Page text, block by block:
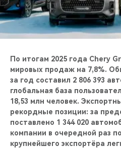
CHERY И СПОРТ
НАШИ МЕРОПРИЯТИЯ
CHERY ДЛЯ ДЕТЕЙ
По итогам 2025 года Chery
мировых продаж на 7,8%.
за год составил 2 806 393
глобальная база
18,53 млн человек.
рекордные позиции: за
поставлено 1 344 020
компании в очередной раз
крупнейшего экспортёра